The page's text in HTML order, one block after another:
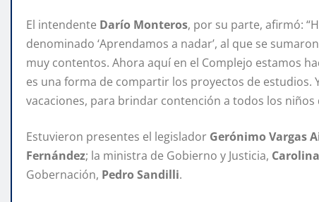
El intendente Darío Monteros, por su parte, afirmó:
denominado ‘Aprendamos a nadar’, al que se
muy contentos. Ahora aquí en el Complejo estamos
es una forma de compartir los proyectos de estudios.
vacaciones, para brindar contención a todos los niños
Estuvieron presentes el legislador Gerónimo Vargas
Fernández; la ministra de Gobierno y Justicia,
Gobernación, Pedro Sandilli.